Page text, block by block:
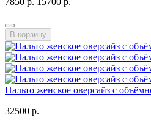
В корзину
Пальто женское оверсайз с
32500 р.